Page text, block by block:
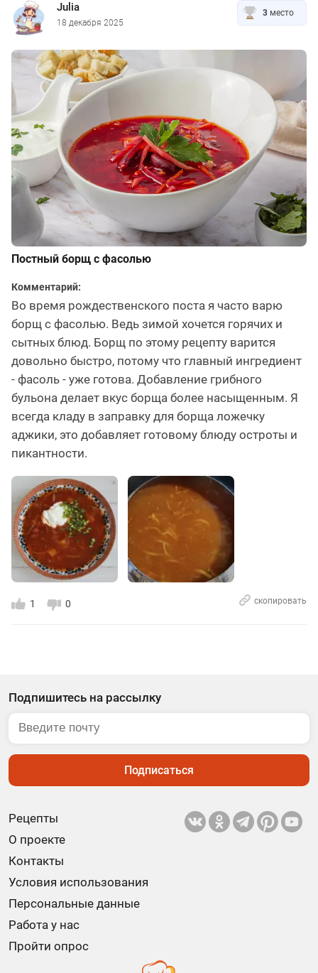
3 место
Julia
18 декабря 2025
Постный борщ с фасолью
Комментарий:
Во время рождественского поста я часто варю
борщ с фасолью. Ведь зимой хочется горячих и
сытных блюд. Борщ по этому рецепту варится
довольно быстро, потому что главный ингредиент
- фасоль - уже готова. Добавление грибного
бульона делает вкус борща более насыщенным. Я
всегда кладу в заправку для борща ложечку
аджики, это добавляет готовому блюду остроты и
пикантности.
1 0 скопировать
Рецепты
О проекте
Контакты
Условия использования
Персональные данные
Работа у нас
Пройти опрос
Подпишитесь на рассылку
Подписаться